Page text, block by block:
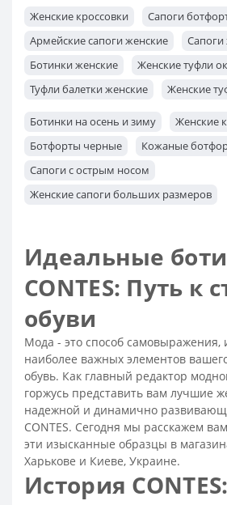
Женские кроссовки
Сапоги
Армейские сапоги женские
Сапоги
Ботинки женские
Женские туфли
Туфли балетки женские
Женские
Ботинки на осень и зиму
Женские
Ботфорты черные
Кожаные
Сапоги с острым носом
Женские сапоги больших размеров
Сапоги бежевые женские
Сапоги
Теплые сапоги женские
Модные
Сапоги весенние женские
Женские сапоги на каблуке
Сапоги
Женские кожаные сапоги
Модные зимние сапоги женские
Сапоги зимние женские на каблуке
Зимние сапоги остроносые женские
Зимние сапоги на платформе
Зимние сапоги женские на низкой
Идеальные
CONTES: Путь к
обуви
Мода - это способ самовыражения,
наиболее важных элементов
обувь. Как главный редактор
горжусь представить вам лучшие
надежной и динамично
CONTES. Сегодня мы расскажем
эти изысканные образцы в
Харькове и Киеве, Украине.
История